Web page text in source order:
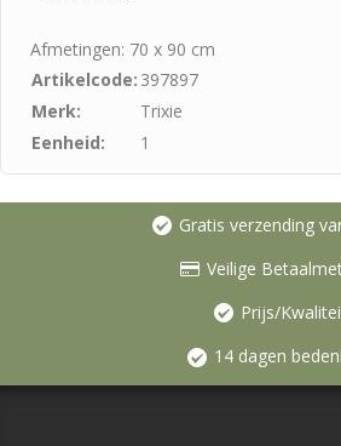
Afmetingen: 70 x 90 cm
Artikelcode: 397897
Merk:
Trixie
Eenheid:
1
Gratis verzending
Veilige
Prijs/
14 dagen